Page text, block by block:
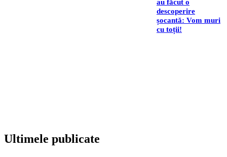
au făcut o
descoperire
șocantă: Vom muri
cu toții!
Ultimele publicate